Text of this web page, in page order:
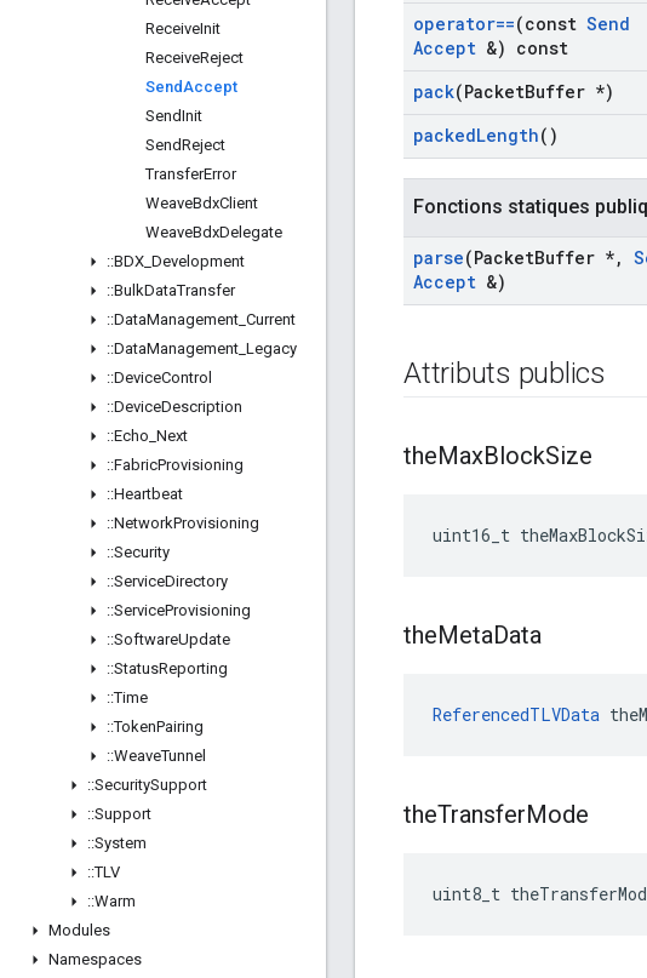
ReceiveInit
ReceiveReject
SendAccept
SendInit
SendReject
TransferError
WeaveBdxClient
WeaveBdxDelegate
::BDX Development
::BulkDataTransfer
::DataManagement Current
::DataManagement Legacy
::DeviceControl
::DeviceDescription
::Echo Next
::FabricProvisioning
::Heartbeat
::NetworkProvisioning
::Security
::ServiceDirectory
::ServiceProvisioning
::SoftwareUpdate
::StatusReporting
::Time
::TokenPairing
::WeaveTunnel
::SecuritySupport
::Support
::System
::TLV
::Warm
Modules
Namespaces
operator==(const Send
Accept &) const
pack(PacketBuffer *)
packedLength()
Fonctions statiques
parse(PacketBuffer *,
Accept &)
Attributs publics
theMaxBlockSize
uint16_t
theMetaData
ReferencedTLVData
theTransferMode
uint8_t